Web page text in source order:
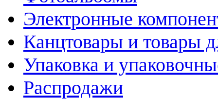
Электронные
Канцтовары и товары
Упаковка и
Распродажи